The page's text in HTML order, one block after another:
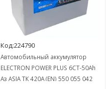
Код:224790
Автомобильный аккумулятор
ELECTRON POWER PLUS 6СТ-50Ah
Аз ASIA ТК 420А (EN) 550 055 042